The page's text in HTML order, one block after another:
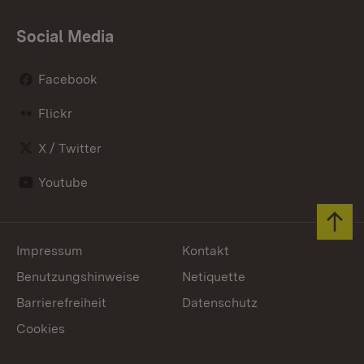
Social Media
Facebook
Flickr
X / Twitter
Youtube
Impressum
Kontakt
Benutzungshinweise
Netiquette
Barrierefreiheit
Datenschutz
Cookies